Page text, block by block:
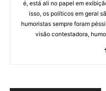
é, está ali no papel em
isso, os políticos em geral
humoristas sempre foram
visão contestadora,